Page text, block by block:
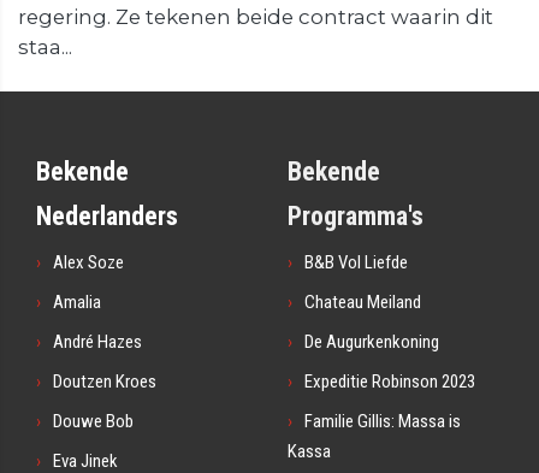
regering. Ze tekenen beide contract waarin dit
staa...
Bekende
Nederlanders
Alex Soze
Amalia
André Hazes
Doutzen Kroes
Douwe Bob
Eva Jinek
Bekende
Programma's
B&B Vol Liefde
Chateau Meiland
De Augurkenkoning
Expeditie Robinson 2023
Familie Gillis: Massa is
Kassa